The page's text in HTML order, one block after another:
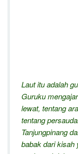
Laut itu adalah
Guruku
lewat, tentang
tentang
Tanjungpinang
babak dari kisah